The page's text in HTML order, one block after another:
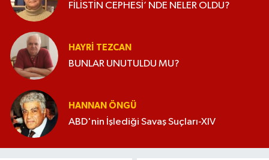
FİLİSTİN CEPHESİ’ NDE NELER OLDU?
HAYRI TEZCAN
BUNLAR UNUTULDU MU?
HANNAN ÖNGÜ
ABD'nin İşlediği Savaş Suçları-XIV